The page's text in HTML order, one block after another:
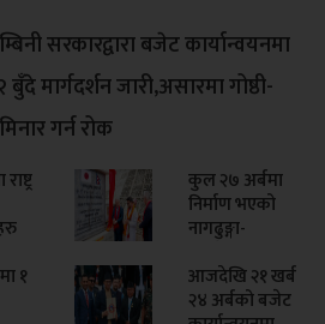
सरकारद्वारा बजेट कार्यान्वयनमा
बुँदे मार्गदर्शन जारी,असारमा गोष्ठी-
गर्न रोक
कुल २७ अर्बमा
निर्माण भएको
नागढुङ्गा-
सुरुङमार्ग उद्घाटन
१
आजदेखि २१ खर्ब
२४ अर्बको बजेट